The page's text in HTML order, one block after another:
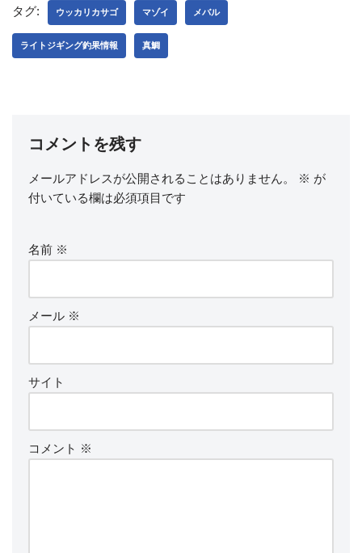
タグ: ウッカリカサゴ マゾイ メバル
ライトジギング釣果情報 真鯛
コメントを残す
メールアドレスが公開されることはありません。 ※ が
付いている欄は必須項目です
名前 ※
メール ※
サイト
コメント ※